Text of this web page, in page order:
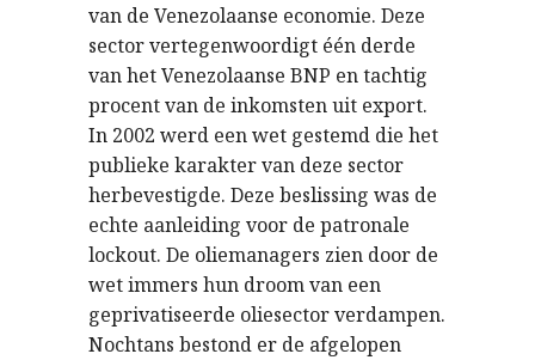
van de Venezolaanse economie. Deze
sector vertegenwoordigt één derde
van het Venezolaanse BNP en tachtig
procent van de inkomsten uit export.
In 2002 werd een wet gestemd die het
publieke karakter van deze sector
herbevestigde. Deze beslissing was de
echte aanleiding voor de patronale
lockout. De oliemanagers zien door de
wet immers hun droom van een
geprivatiseerde oliesector verdampen.
Nochtans bestond er de afgelopen